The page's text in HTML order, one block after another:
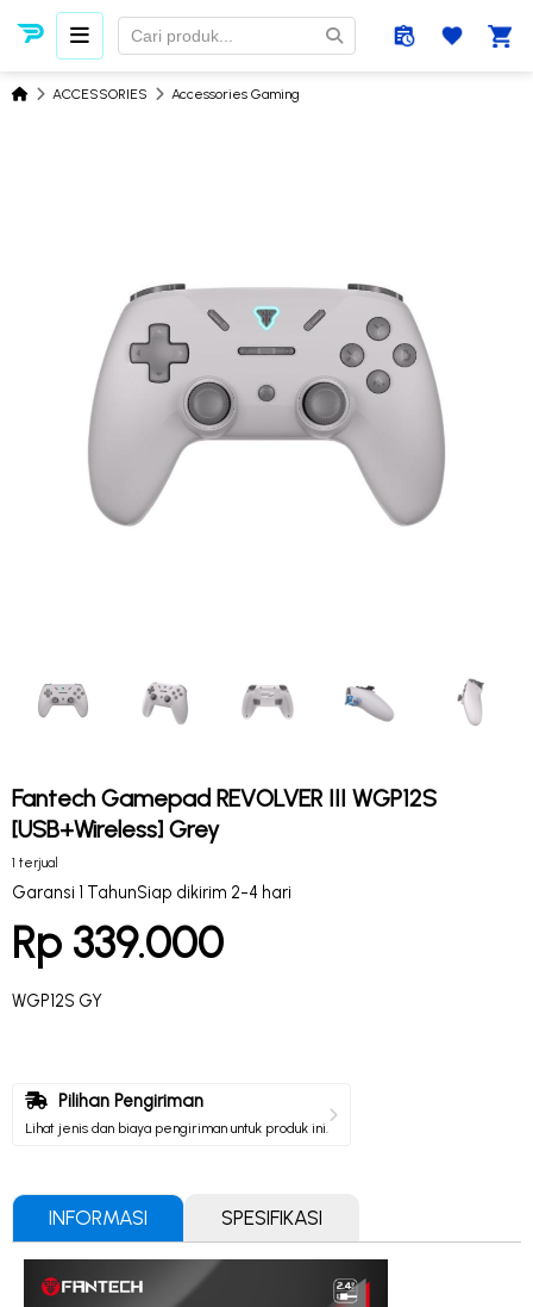
ACCESSORIES Accessories Gaming
Fantech Gamepad REVOLVER III WGP12S
[USB+Wireless] Grey
1 terjual
Garansi 1 TahunSiap dikirim 2-4 hari
Rp 339.000
WGP12S GY
Pilihan Pengiriman
Lihat jenis dan biaya pengiriman untuk produk ini.
INFORMASI SPESIFIKASI